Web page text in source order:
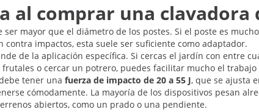
al comprar una clavadora
ser mayor que el diámetro de los postes. Si el poste es
impactos, esta suele ser suficiente como adaptador.
de la aplicación específica. Si cercas el jardín con entre
o cercar un potrero, puedes facilitar mucho el
tener una fuerza de impacto de 20 a 55 J, que se ajusta
cómodamente. La mayoría de los dispositivos pesan
abiertos, como un prado o una pendiente.